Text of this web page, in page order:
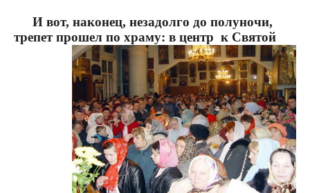
И вот, наконец, незадолго до полуночи,
трепет прошел по храму: в центр к Святой